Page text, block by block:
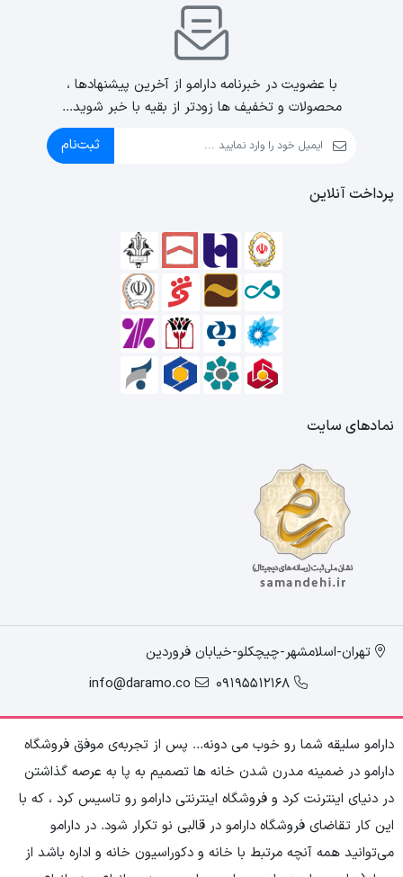
با عضویت در خبرنامه دارامو از آخرین پیشنهادها ،
محصولات و تخفیف ها زودتر از بقیه با خبر شوید...
ثبت‌نام
پرداخت آنلاین
نمادهای سایت
تهران-اسلامشهر-چیچکلو-خیابان فروردین
09195512168
info@daramo.co
دارامو سلیقه شما رو خوب می دونه... پس از تجربه‌ی موفق فروشگاه
دارامو در ضمینه مدرن شدن خانه ها تصمیم به پا به عرصه گذاشتن
در دنیای اینترنت کرد و فروشگاه اینترنتی دارامو رو تاسیس کرد ، که با
این کار تقاضای فروشگاه دارامو در قالبی نو تکرار شود. در دارامو
می‌توانید همه آنچه مرتبط با خانه و دکوراسیون خانه و اداره باشد از